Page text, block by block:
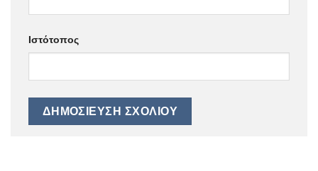
Ιστότοπος